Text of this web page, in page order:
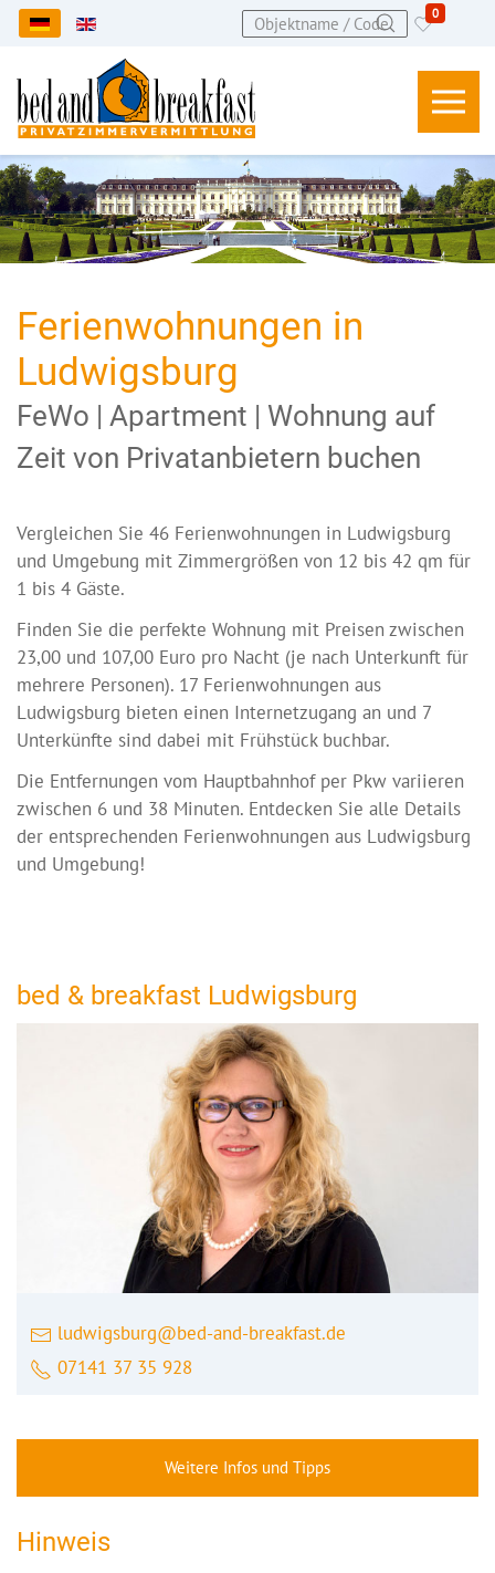
Sprache auswählen 0
Ferienwohnungen in
Ludwigsburg
FeWo | Apartment | Wohnung auf
Zeit von Privatanbietern buchen
Vergleichen Sie 46 Ferienwohnungen in Ludwigsburg
und Umgebung mit Zimmergrößen von 12 bis 42 qm für
1 bis 4 Gäste.
Finden Sie die perfekte Wohnung mit Preisen zwischen
23,00 und 107,00 Euro pro Nacht (je nach Unterkunft für
mehrere Personen). 17 Ferienwohnungen aus
Ludwigsburg bieten einen Internetzugang an und 7
Unterkünfte sind dabei mit Frühstück buchbar.
Die Entfernungen vom Hauptbahnhof per Pkw variieren
zwischen 6 und 38 Minuten. Entdecken Sie alle Details
der entsprechenden Ferienwohnungen aus Ludwigsburg
und Umgebung!
bed & breakfast Ludwigsburg
ludwigsburg@bed-and-breakfast.de
07141 37 35 928
Weitere Infos und Tipps
Hinweis